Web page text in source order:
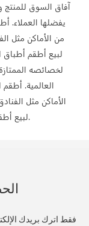
آفاق السوق للمنتج
يفضلها العملاء.
من الأماكن مثل
لخصائصه
العالمية.
الأماكن مثل
في مصنع Two Eight لبيع أطقم أطباق المطاعم بالجملة.
فقط اترك بريدك